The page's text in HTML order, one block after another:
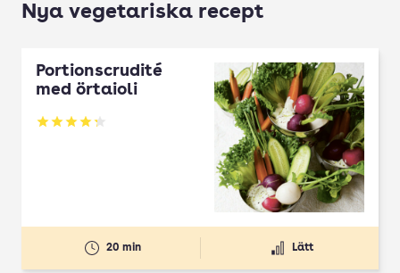
Nya vegetariska recept
Portionscrudité
med örtaioli
Betyg: 4.27 av 5
20 min Lätt